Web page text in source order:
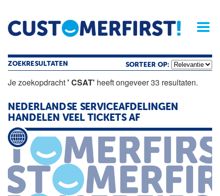
Home Opinie Archief
Magazine
ZOEKRESULTATEN SORTEER OP:
Je zoekopdracht' CSAT' heeft ongeveer 33 resultaten.
NEDERLANDSE SERVICEAFDELINGEN
HANDELEN VEEL TICKETS AF